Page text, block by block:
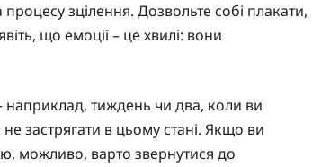
зцілення. Дозвольте собі плакати,
що емоції – це хвилі: вони
наприклад, тиждень чи два, коли ви
застрягати в цьому стані. Якщо ви
можливо, варто звернутися до